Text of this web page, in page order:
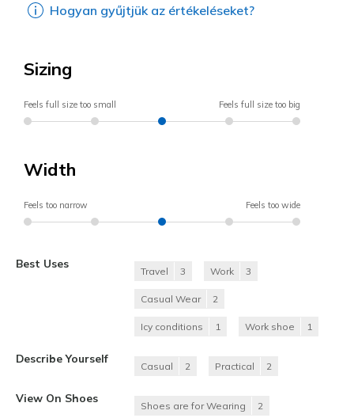
Hogyan gyűjtjük az értékeléseket?
Sizing
Feels full size too small Feels full size too big
Width
Feels too narrow Feels too wide
Best Uses
Travel 3 Work 3
Casual Wear 2
Icy conditions 1 Work shoe 1
Describe Yourself
Casual 2 Practical 2
View On Shoes
Shoes are for Wearing 2